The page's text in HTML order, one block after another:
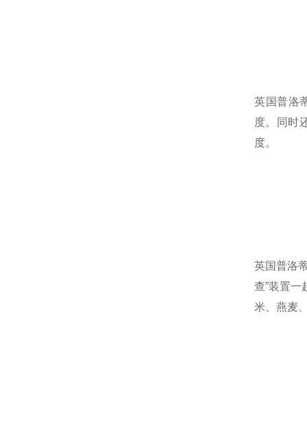
英国普洛
度。同时
度。
英国普洛
查”装置一
米、燕麦